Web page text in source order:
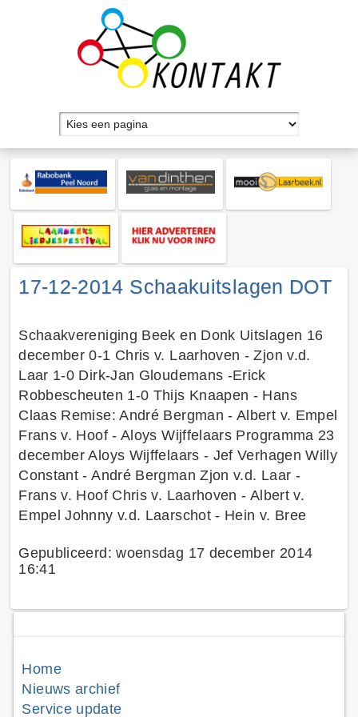
17-12-2014 Schaakuitslagen DOT
Schaakvereniging Beek en Donk Uitslagen 16
december 0-1 Chris v. Laarhoven - Zjon v.d.
Laar 1-0 Dirk-Jan Gloudemans -Erick
Robbescheuten 1-0 Thijs Knaapen - Hans
Claas Remise: André Bergman - Albert v. Empel
Frans v. Hoof - Aloys Wijffelaars Programma 23
december Aloys Wijffelaars - Jef Verhagen Willy
Constant - André Bergman Zjon v.d. Laar -
Frans v. Hoof Chris v. Laarhoven - Albert v.
Empel Johnny v.d. Laarschot - Hein v. Bree
Gepubliceerd: woensdag 17 december 2014
16:41
Home
Nieuws archief
Service update